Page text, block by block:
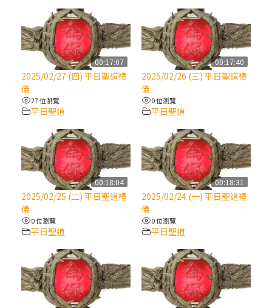
(2)黃敏正主教帶你做「四旬期避靜」—【逾
越的智慧】：七項齋戒的意義與益處
【信仰之旅】第九集：「如果你的痛苦比快
樂多」—歐義明神父 / 應芝莉老師
(1)黃敏正主教帶你做「四旬期避靜」—【逾
越的智慧】：聖方濟的靈修，「不占為己
有」
【信仰之旅】第八集：「耶穌為什麼降生到
人世」—高樂祈修女
2025/10/10【萬物讚頌頌歌 – 太陽與生態音
樂會】紀念聖方濟與已逝教宗方濟各（中）
2025/10/10【萬物讚頌頌歌 – 太陽與生態音
樂會】紀念聖方濟與已逝教宗方濟各（下）
00:17:07
2025/02/27 (四) 平日聖道禮
儀
27 位瀏覽
平日聖道
00:17:40
2025/02/26 (三) 平日聖道禮
儀
0 位瀏覽
平日聖道
00:18:04
2025/02/25 (二) 平日聖道禮
儀
0 位瀏覽
平日聖道
00:18:31
2025/02/24 (一) 平日聖道禮
儀
0 位瀏覽
平日聖道